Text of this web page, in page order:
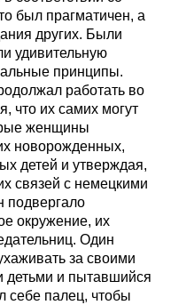
был прагматичен, а
других. Были
удивительную
принципы.
работать во
что их самих могут
женщины
новорожденных,
детей и утверждая,
связей с немецкими
подвергало
окружение, их
Один
за своими
и пытавшийся
себе палец, чтобы